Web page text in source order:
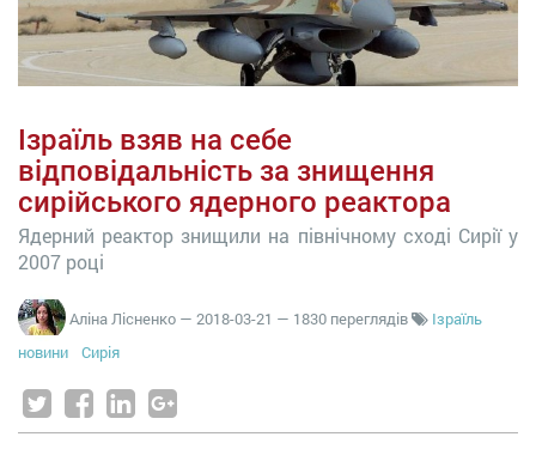
Ізраїль взяв на себе
відповідальність за знищення
сирійського ядерного реактора
Ядерний реактор знищили на північному сході Сирії у
2007 році
Аліна Лісненко — 2018-03-21 — 1830 переглядів
Ізраїль
новини
Сирія